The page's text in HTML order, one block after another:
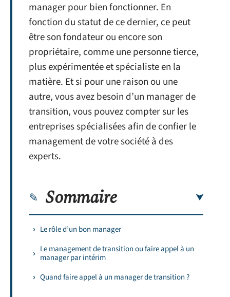
manager pour bien fonctionner. En
fonction du statut de ce dernier, ce peut
être son fondateur ou encore son
propriétaire, comme une personne tierce,
plus expérimentée et spécialiste en la
matière. Et si pour une raison ou une
autre, vous avez besoin d’un manager de
transition, vous pouvez compter sur les
entreprises spécialisées afin de confier le
management de votre société à des
experts.
Sommaire
Le rôle d’un bon manager
Le management de transition ou faire appel à un
manager par intérim
Quand faire appel à un manager de transition ?